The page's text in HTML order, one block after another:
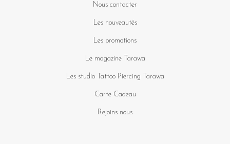
Nous contacter
Les nouveautés
Les promotions
Le magazine Tarawa
Les studio Tattoo Piercing Tarawa
Carte Cadeau
Rejoins nous